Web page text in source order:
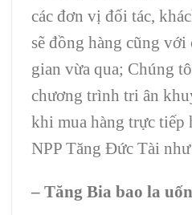
các đơn vị đối tác,
sẽ đồng hàng cũng
gian vừa qua; Chúng
chương trình tri ân
khi mua hàng trực tiếp
NPP Tăng Đức Tài như
– Tăng Bia bao la